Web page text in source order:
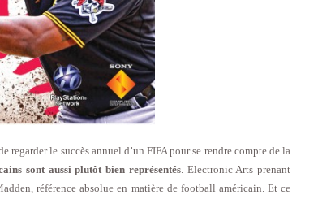
regarder le succès annuel d’un FIFA pour se rendre compte de la
sont aussi plutôt bien représentés. Electronic Arts prenant
référence absolue en matière de football américain. Et ce